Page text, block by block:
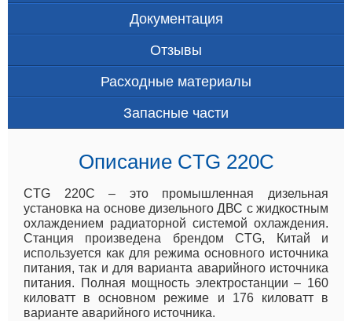
Документация
Отзывы
Расходные материалы
Запасные части
Описание CTG 220C
CTG 220C – это промышленная дизельная
установка на основе дизельного ДВС с жидкостным
охлаждением радиаторной системой охлаждения.
Станция произведена брендом CTG, Китай и
используется как для режима основного источника
питания, так и для варианта аварийного источника
питания. Полная мощность электростанции – 160
киловатт в основном режиме и 176 киловатт в
варианте аварийного источника.